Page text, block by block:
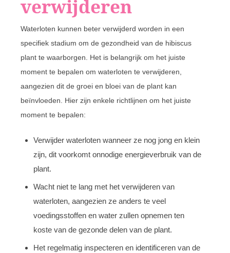
verwijderen
Waterloten kunnen beter verwijderd worden in een
specifiek stadium om de gezondheid van de hibiscus
plant te waarborgen. Het is belangrijk om het juiste
moment te bepalen om waterloten te verwijderen,
aangezien dit de groei en bloei van de plant kan
beïnvloeden. Hier zijn enkele richtlijnen om het juiste
moment te bepalen:
Verwijder waterloten wanneer ze nog jong en klein
zijn, dit voorkomt onnodige energieverbruik van de
plant.
Wacht niet te lang met het verwijderen van
waterloten, aangezien ze anders te veel
voedingsstoffen en water zullen opnemen ten
koste van de gezonde delen van de plant.
Het regelmatig inspecteren en identificeren van de